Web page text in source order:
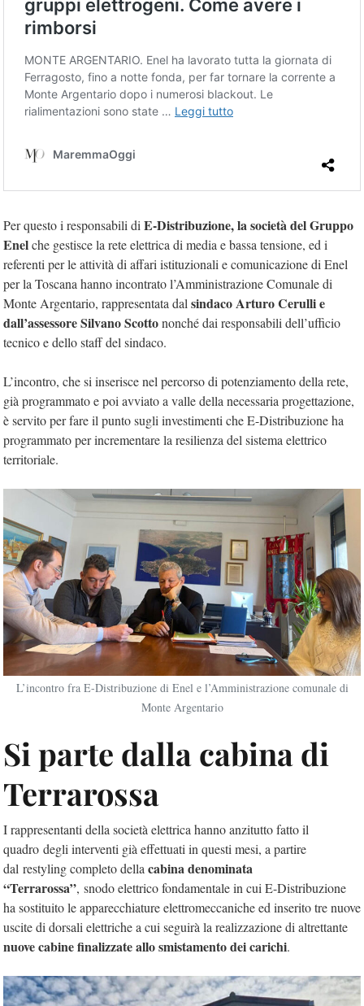
Per questo i responsabili di E-Distribuzione, la società del Gruppo
Enelche gestisce la rete elettrica di media e bassa tensione, ed i
referenti per le attività di affari istituzionali e comunicazione di Enel
per la Toscana hanno incontrato l’Amministrazione Comunale di
Monte Argentario, rappresentata dal sindaco Arturo Cerulli e
dall’assessore Silvano Scottononché dai responsabili dell’ufficio
tecnico e dello staff del sindaco.
L’incontro, che si inserisce nel percorso di potenziamento della rete,
già programmato e poi avviato a valle della necessaria progettazione,
è servito per fare il punto sugli investimenti che E-Distribuzione ha
programmato per incrementare la resilienza del sistema elettrico
territoriale.
L’incontro fra E-Distribuzione di Enel e l’Amministrazione comunale di
Monte Argentario
Si parte dalla cabina di
Terrarossa
I rappresentanti della società elettrica hanno anzitutto fatto il
quadro degli interventi già effettuati in questi mesi, a partire
dal restyling completo dellacabina denominata
“Terrarossa”, snodo elettrico fondamentale in cui E-Distribuzione
ha sostituito le apparecchiature elettromeccaniche ed inserito tre nuove
uscite di dorsali elettriche a cui seguirà la realizzazione di altrettante
nuove cabine finalizzate allo smistamento dei carichi.